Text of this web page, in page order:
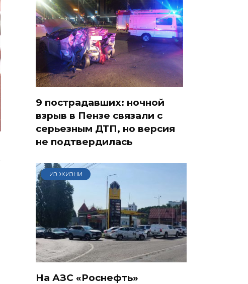
9 пострадавших: ночной
взрыв в Пензе связали с
серьезным ДТП, но версия
не подтвердилась
ИЗ ЖИЗНИ
На АЗС «Роснефть»